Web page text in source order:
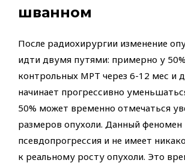
шванном
После радиохирургии изменение
идти двумя путями: примерно у
контрольных МРТ через 6-12 мес и
начинает прогрессивно
50% может временно отмечаться
размеров опухоли. Данный феномен
псевдопрогрессия и не имеет
к реальному росту опухоли. Это